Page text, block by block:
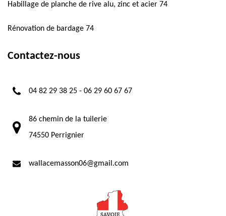
Habillage de planche de rive alu, zinc et acier 74
Rénovation de bardage 74
Contactez-nous
04 82 29 38 25 - 06 29 60 67 67
86 chemin de la tuilerie
74550 Perrignier
wallacemasson06@gmail.com